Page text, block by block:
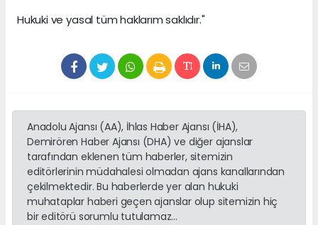
Hukuki ve yasal tüm haklarım saklıdır."
Anadolu Ajansı (AA), İhlas Haber Ajansı (İHA),
Demirören Haber Ajansı (DHA) ve diğer ajanslar
tarafından eklenen tüm haberler, sitemizin
editörlerinin müdahalesi olmadan ajans kanallarından
çekilmektedir. Bu haberlerde yer alan hukuki
muhataplar haberi geçen ajanslar olup sitemizin hiç
bir editörü sorumlu tutulamaz...